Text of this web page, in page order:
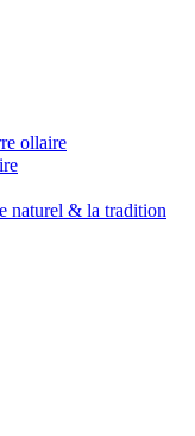
ollaire
naturel & la tradition